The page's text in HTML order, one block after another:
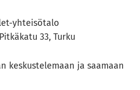
​yhteisötalo
33, Turku
kes­kus­te­le­maan ja saa­maan